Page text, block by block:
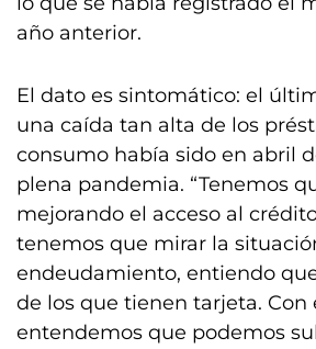
año anterior.
El dato es sintomático: el
una caída tan alta de los
consumo había sido en abril
plena pandemia. “Tenemos
mejorando el acceso al
tenemos que mirar la
endeudamiento, entiendo que
de los que tienen tarjeta. Con
entendemos que podemos